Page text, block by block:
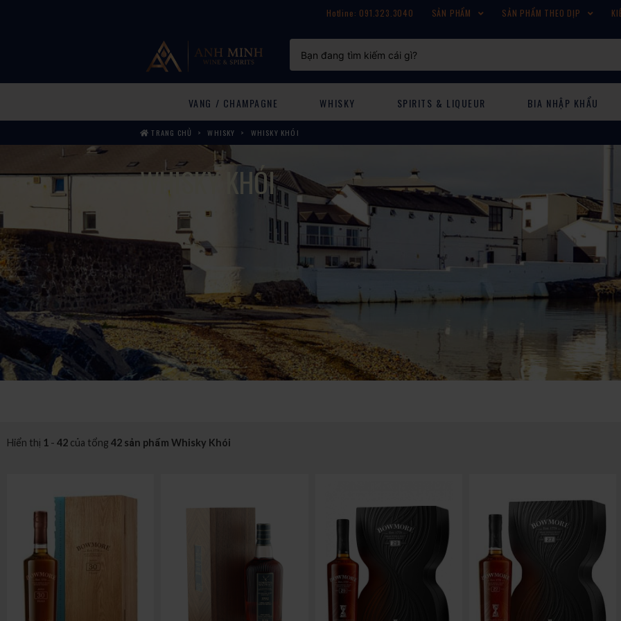
Hotline: 091.323.3040 SẢN PHẨM SẢN PHẨM THEO DỊP
VANG / CHAMPAGNE WHISKY SPIRITS & LIQUEUR BIA NHẬP KHẨU
TRANG CHỦ WHISKY WHISKY KHÓI
WHISKY KHÓI
Hiển thị 1 - 42 của tổng 42 sản phẩm Whisky Khói